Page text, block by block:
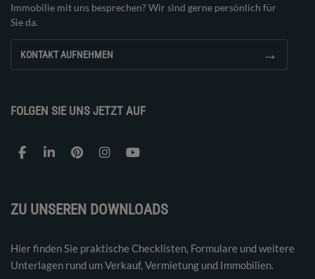
Immobilie mit uns besprechen? Wir sind gerne persönlich für
Sie da.
KONTAKT AUFNEHMEN →
FOLGEN SIE UNS JETZT AUF
ZU UNSEREN DOWNLOADS
Hier finden Sie praktische Checklisten, Formulare und weitere
Unterlagen rund um Verkauf, Vermietung und Immobilien.